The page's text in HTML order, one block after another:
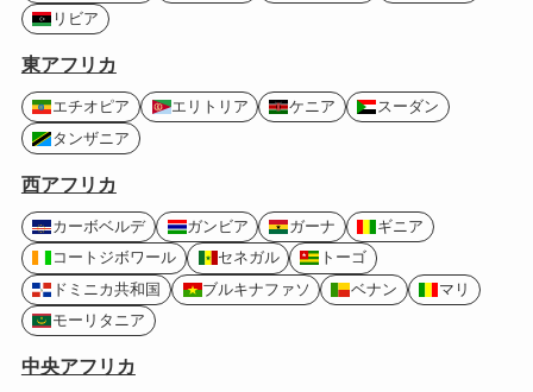
リビア
東アフリカ
エチオピア エリトリア ケニア
スーダン
タンザニア
西アフリカ
カーボベルデ ガンビア ガーナ
ギニア
コートジボワール
セネガル
トーゴ
ドミニカ共和国
ブルキナファソ ベナン
マリ
モーリタニア
中央アフリカ